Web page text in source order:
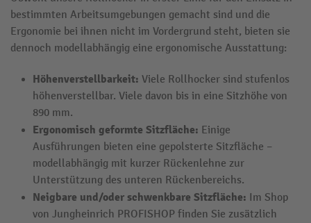
bestimmten Arbeitsumgebungen gemacht sind und die
Ergonomie bei ihnen nicht im Vordergrund steht, bieten sie
dennoch modellabhängig eine ergonomische Ausstattung:
Höhenverstellbarkeit: Viele Rollhocker sind stufenlos
höhenverstellbar. Viele davon bis in eine Sitzhöhe von
890 mm.
Ergonomisch geformte Sitzfläche: Einige
Ausführungen bieten eine gepolsterte Sitzfläche –
modellabhängig mit kurzer Rückenlehne zur
Unterstützung des unteren Rückenbereichs.
Neigbare und/oder schwenkbare Sitzfläche: Im Shop
von Jungheinrich PROFISHOP finden Sie zusätzlich